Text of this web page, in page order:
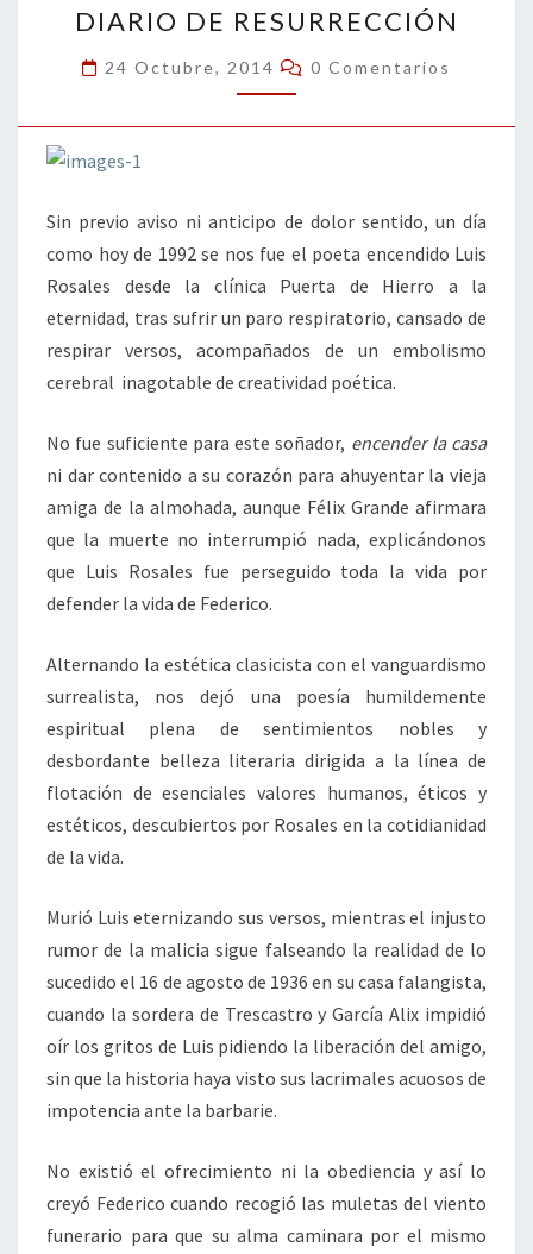
k tir
DE
RESURRECCIÓN
DIARIO DE RESURRECCIÓN
24 Octubre, 2014 Comentarios
0 Comentarios
Sin previo aviso ni anticipo de dolor sentido, un día
como hoy de 1992 se nos fue el poeta encendido Luis
Rosales desde la clínica Puerta de Hierro a la
eternidad, tras sufrir un paro respiratorio, cansado de
respirar versos, acompañados de un embolismo
cerebral inagotable de creatividad poética.
No fue suficiente para este soñador, encender la casa
ni dar contenido a su corazón para ahuyentar la vieja
amiga de la almohada, aunque Félix Grande afirmara
que la muerte no interrumpió nada, explicándonos
que Luis Rosales fue perseguido toda la vida por
defender la vida de Federico.
Alternando la estética clasicista con el vanguardismo
surrealista, nos dejó una poesía humildemente
espiritual plena de sentimientos nobles y
desbordante belleza literaria dirigida a la línea de
flotación de esenciales valores humanos, éticos y
estéticos, descubiertos por Rosales en la cotidianidad
de la vida.
Murió Luis eternizando sus versos, mientras el injusto
rumor de la malicia sigue falseando la realidad de lo
sucedido el 16 de agosto de 1936 en su casa falangista,
cuando la sordera de Trescastro y García Alix impidió
oír los gritos de Luis pidiendo la liberación del amigo,
sin que la historia haya visto sus lacrimales acuosos de
impotencia ante la barbarie.
No existió el ofrecimiento ni la obediencia y así lo
creyó Federico cuando recogió las muletas del viento
funerario para que su alma caminara por el mismo